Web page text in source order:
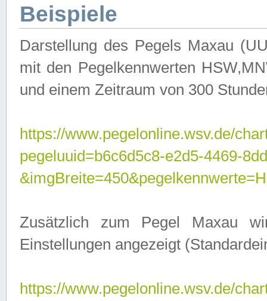
Beispiele
Darstellung des Pegels Maxau
mit den Pegelkennwerten
und einem Zeitraum von 300
https://www.pegelonline.wsv.de/
pegeluuid=b6c6d5c8-e2d5-4469-
Zusätzlich zum Pegel Maxau
Einstellungen angezeigt
https://www.pegelonline.wsv.de/